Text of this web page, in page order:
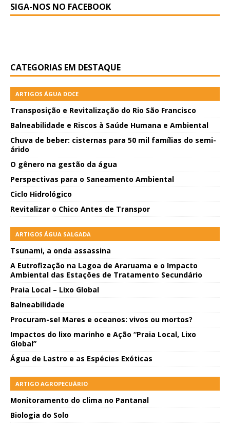
SIGA-NOS NO FACEBOOK
CATEGORIAS EM DESTAQUE
ARTIGOS ÁGUA DOCE
Transposição e Revitalização do Rio São Francisco
Balneabilidade e Riscos à Saúde Humana e Ambiental
Chuva de beber: cisternas para 50 mil famílias do semi-
árido
O gênero na gestão da água
Perspectivas para o Saneamento Ambiental
Ciclo Hidrológico
Revitalizar o Chico Antes de Transpor
ARTIGOS ÁGUA SALGADA
Tsunami, a onda assassina
A Eutrofização na Lagoa de Araruama e o Impacto
Ambiental das Estações de Tratamento Secundário
Praia Local – Lixo Global
Balneabilidade
Procuram-se! Mares e oceanos: vivos ou mortos?
Impactos do lixo marinho e Ação “Praia Local, Lixo
Global”
Água de Lastro e as Espécies Exóticas
ARTIGO AGROPECUÁRIO
Monitoramento do clima no Pantanal
Biologia do Solo